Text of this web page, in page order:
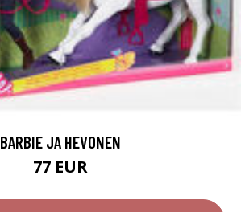
BARBIE JA HEVONEN
77 EUR